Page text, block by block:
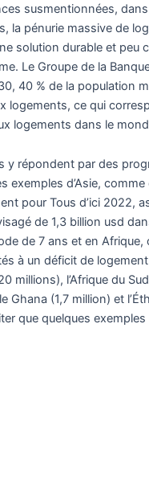
susmentionnées,
la pénurie massive de
solution durable et peu
Le Groupe de la
40 % de la population
logements, ce qui
logements dans le
y répondent par des
exemples d’Asie,
pour Tous d’ici 2022,
de 1,3 billion usd
de 7 ans et en Afrique,
à un déficit de
millions), l’Afrique du
Ghana (1,7 million) et
que quelques